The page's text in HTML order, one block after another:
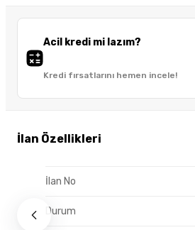
Acil kredi mi lazım?
Kredi fırsatlarını hemen incele!
İlan Özellikleri
İlan No
Durum